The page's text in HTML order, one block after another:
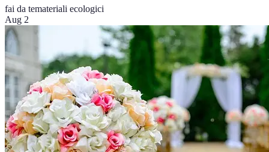
fai da temateriali ecologici
Aug 2